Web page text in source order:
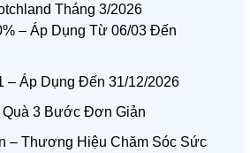
Tháng 3/2026
– Áp Dụng Từ 06/03 Đến
– Áp Dụng Đến 31/12/2026
3 Bước Đơn Giản
– Thương Hiệu Chăm Sóc Sức